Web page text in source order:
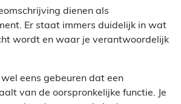
dienen als
Er staat immers duidelijk in wat
wordt en waar je verantwoordelijk
eens gebeuren dat een
van de oorspronkelijke functie. Je